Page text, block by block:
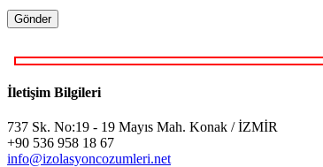
Gönder
İletişim Bilgileri
737 Sk. No:19 - 19 Mayıs Mah. Konak / İZMİR
+90 536 958 18 67
info@izolasyoncozumleri.net